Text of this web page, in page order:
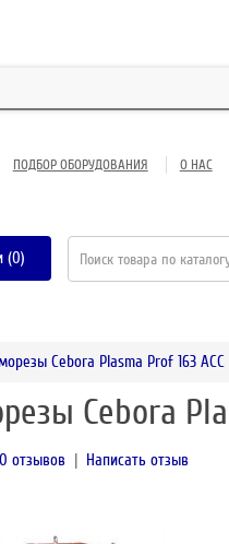
ПОДБОР ОБОРУДОВАНИЯ О НАС
(0)
Cebora Plasma Prof 163 ACC
Cebora
0 отзывов | Написать отзыв